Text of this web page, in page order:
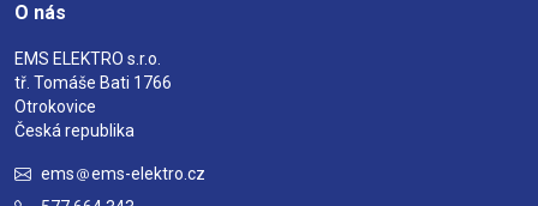
O nás
EMS ELEKTRO s.r.o.
tř. Tomáše Bati 1766
Otrokovice
Česká republika
ems
ems-elektro.cz